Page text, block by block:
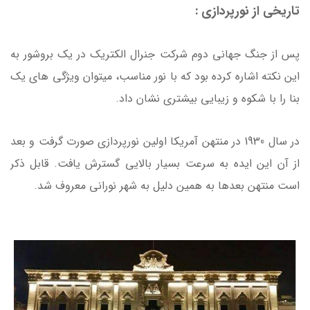
تاریخی از نورپردازی :
پس از جنگ جهانی دوم شرکت جنرال الکتریک در یک بروشور به
این نکته اشاره کرده بود که با نور مناسب، میتوان ویژگی های یک
بنا را با شکوه و زیبایی بیشتری نشان داد.
در سال 1930 در منتهن آمریکا اولین نورپردازی صورت گرفت و بعد
از آن این ایده به سرعت بسیار بالایی گسترش یافت. قابل ذکر
است منتهن بعدها به همین دلیل به شهر نورانی معروف شد.